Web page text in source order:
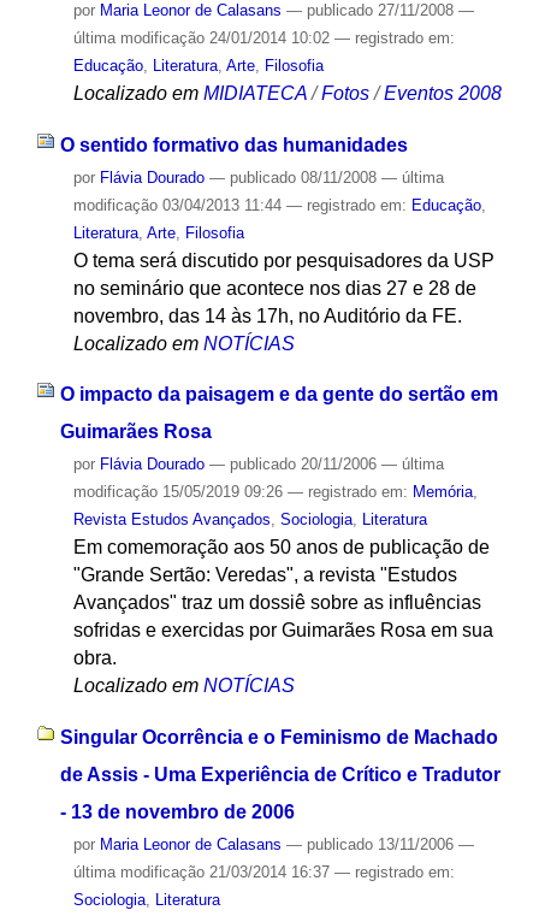
por Maria Leonor de Calasans — publicado27/11/2008 —
última modificação24/01/2014 10:02 — registrado em:
Educação, Literatura, Arte, Filosofia
Localizado em MIDIATECA /Fotos /Eventos 2008
O sentido formativo das humanidades
por Flávia Dourado — publicado08/11/2008 — última
modificação03/04/2013 11:44 — registrado em: Educação,
Literatura, Arte, Filosofia
O tema será discutido por pesquisadores da USP
no seminário que acontece nos dias 27 e 28 de
novembro, das 14 às 17h, no Auditório da FE.
Localizado em NOTÍCIAS
O impacto da paisagem e da gente do sertão em
Guimarães Rosa
por Flávia Dourado — publicado20/11/2006 — última
modificação15/05/2019 09:26 — registrado em: Memória,
Revista Estudos Avançados, Sociologia, Literatura
Em comemoração aos 50 anos de publicação de
"Grande Sertão: Veredas", a revista "Estudos
Avançados" traz um dossiê sobre as influências
sofridas e exercidas por Guimarães Rosa em sua
obra.
Localizado em NOTÍCIAS
Singular Ocorrência e o Feminismo de Machado
de Assis - Uma Experiência de Crítico e Tradutor
- 13 de novembro de 2006
por Maria Leonor de Calasans — publicado13/11/2006 —
última modificação21/03/2014 16:37 — registrado em:
Sociologia, Literatura